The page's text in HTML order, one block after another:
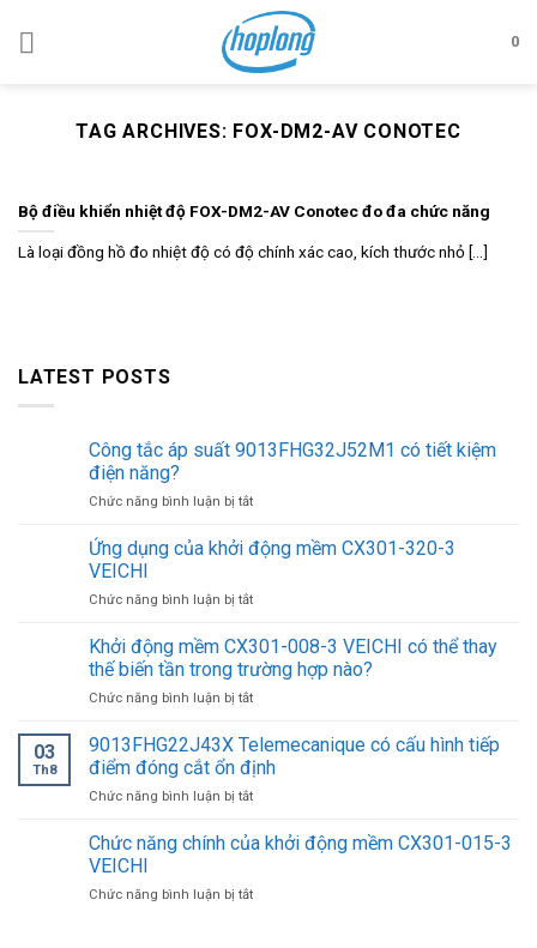
0
TAG ARCHIVES: FOX-DM2-AV CONOTEC
Bộ điều khiển nhiệt độ FOX-DM2-AV Conotec đo đa chức năng
Là loại đồng hồ đo nhiệt độ có độ chính xác cao, kích thước nhỏ [...]
LATEST POSTS
Công tắc áp suất 9013FHG32J52M1 có tiết kiệm
điện năng?
Chức năng bình luận bị tắtở
tắc
áp
9013FHG32J52M1
tiết
kiệm
năng?
Ứng dụng của khởi động mềm CX301-320-3
VEICHI
Chức năng bình luận bị tắtở
dụng
của
khởi
động
CX301-
320-
3
VEICHI
Khởi động mềm CX301-008-3 VEICHI có thể thay
thế biến tần trong trường hợp nào?
Chức năng bình luận bị tắtở
động
mềm
CX301-
008-
VEICHI
thay
03
Th8
9013FHG22J43X Telemecanique có cấu hình tiếp
điểm đóng cắt ổn định
Chức năng bình luận bị tắtở
Telemecanique
hình
Chức năng chính của khởi động mềm CX301-015-3
VEICHI
Chức năng bình luận bị tắtở